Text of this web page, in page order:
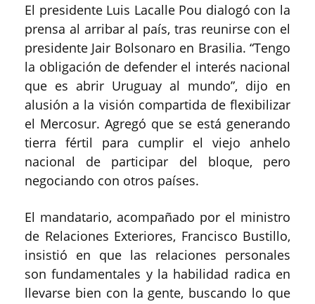
El presidente Luis Lacalle Pou dialogó con la
prensa al arribar al país, tras reunirse con el
presidente Jair Bolsonaro en Brasilia. “Tengo
la obligación de defender el interés nacional
que es abrir Uruguay al mundo”, dijo en
alusión a la visión compartida de flexibilizar
el Mercosur. Agregó que se está generando
tierra fértil para cumplir el viejo anhelo
nacional de participar del bloque, pero
negociando con otros países.
El mandatario, acompañado por el ministro
de Relaciones Exteriores, Francisco Bustillo,
insistió en que las relaciones personales
son fundamentales y la habilidad radica en
llevarse bien con la gente, buscando lo que